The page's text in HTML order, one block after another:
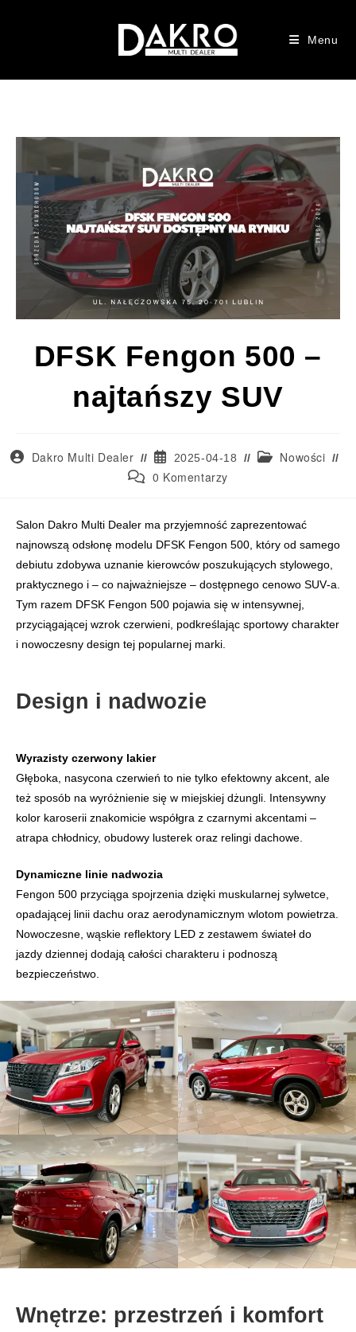
Menu
DFSK Fengon 500 –
najtańszy SUV
Dakro Multi Dealer 2025-04-18
Nowości
0 Komentarzy
DFSK Fengon 500 to kompaktowy SUV zaprojektowany jako jedno z
Salon Dakro Multi Dealer ma przyjemność zaprezentować
najnowszą odsłonę modelu DFSK Fengon 500, który od samego
debiutu zdobywa uznanie kierowców poszukujących stylowego,
praktycznego i – co najważniejsze – dostępnego cenowo SUV‑a.
Tym razem DFSK Fengon 500 pojawia się w intensywnej,
przyciągającej wzrok czerwieni, podkreślając sportowy charakter
i nowoczesny design tej popularnej marki.
Design i nadwozie
Wyrazisty czerwony lakier
Głęboka, nasycona czerwień to nie tylko efektowny akcent, ale
też sposób na wyróżnienie się w miejskiej dżungli. Intensywny
kolor karoserii znakomicie współgra z czarnymi akcentami –
atrapa chłodnicy, obudowy lusterek oraz relingi dachowe.
Dynamiczne linie nadwozia
Fengon 500 przyciąga spojrzenia dzięki muskularnej sylwetce,
opadającej linii dachu oraz aerodynamicznym wlotom powietrza.
Nowoczesne, wąskie reflektory LED z zestawem świateł do
jazdy dziennej dodają całości charakteru i podnoszą
bezpieczeństwo.
Wnętrze: przestrzeń i komfort